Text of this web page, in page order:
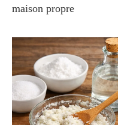
maison propre